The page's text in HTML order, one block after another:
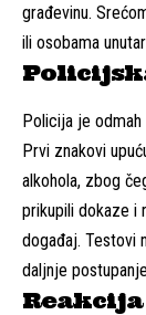
građevinu.
ili osobama
Policija je
Prvi znakovi
alkohola, zbog
prikupili dokaze i
događaj. Testovi
daljnje